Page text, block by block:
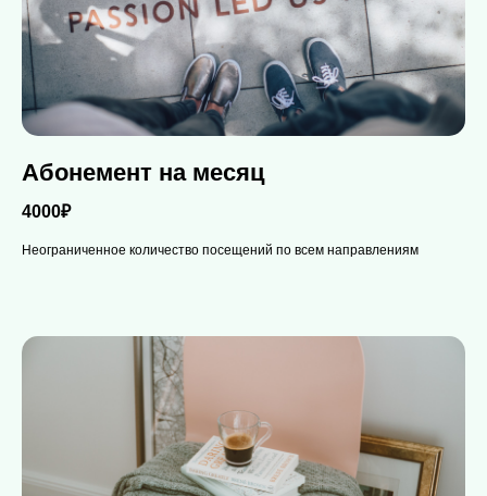
Абонемент на месяц
4000₽
Неограниченное количество посещений по всем направлениям